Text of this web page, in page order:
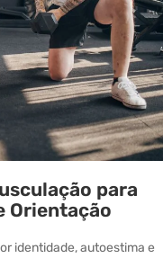
para
Orientação
identidade, autoestima e